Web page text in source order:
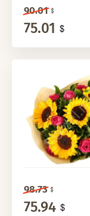
90.01
75.01
98.73
75.94